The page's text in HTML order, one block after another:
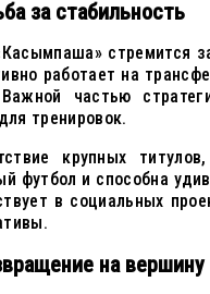
за стабильность
стремится
работает на
частью
тренировок.
крупных
футбол и способна
в социальных
на вершину